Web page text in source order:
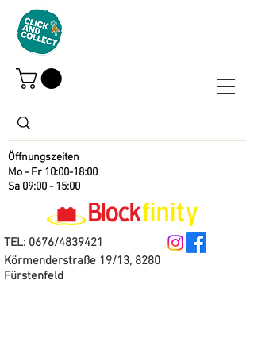
TEL: 0676/4839421
Körmenderstraße 19/13, 8280
Fürstenfeld
Öffnungszeiten
Mo - Fr 10:00-18:00
Sa 09:00 - 15:00